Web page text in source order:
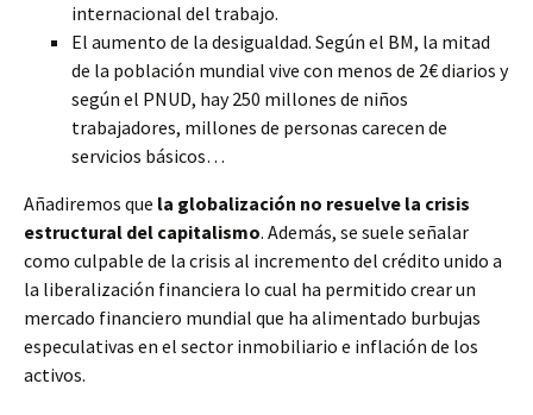
internacional del trabajo.
El aumento de la desigualdad. Según el BM, la mitad
de la población mundial vive con menos de 2€ diarios y
según el PNUD, hay 250 millones de niños
trabajadores, millones de personas carecen de
servicios básicos…
Añadiremos que la globalización no resuelve la crisis
estructural del capitalismo. Además, se suele señalar
como culpable de la crisis al incremento del crédito unido a
la liberalización financiera lo cual ha permitido crear un
mercado financiero mundial que ha alimentado burbujas
especulativas en el sector inmobiliario e inflación de los
activos.